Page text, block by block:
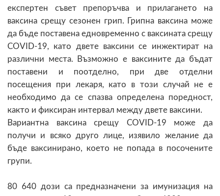
експертен съвет препоръчва и прилагането на
ваксина срещу сезонен грип. Грипна ваксина може
да бъде поставена едновременно с ваксината срещу
COVID-19, като двете ваксини се инжектират на
различни места. Възможно е ваксините да бъдат
поставени и поотделно, при две отделни
посещения при лекаря, като в този случай не е
необходимо да се спазва определена поредност,
както и фиксиран интервал между двете ваксини.
Вариантна ваксина срещу COVID-19 може да
получи и всяко друго лице, изявило желание да
бъде ваксинирано, което не попада в посочените
групи.
80 640 дози са предназначени за имунизация на